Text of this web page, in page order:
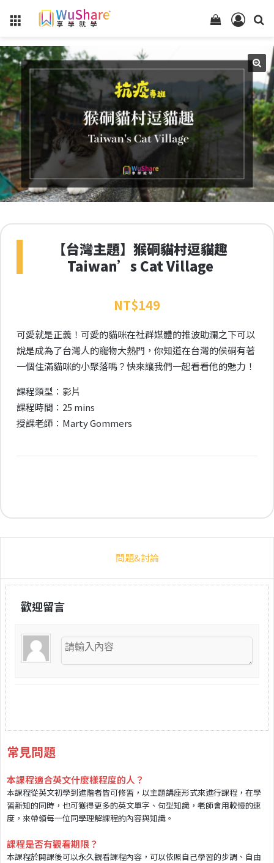
Menu
登
查
的
購
車
態
【台灣主題】猴硐貓村逗貓趣
Taiwan’s Cat Village
NT$149
可愛就是正義！可愛的貓咪在社群媒體的推波助瀾之下可以
說是成為了台灣人的寵物大熱門，你知道在台灣的侯硐有著
一個住滿貓咪的小聚落嗎？快來讓我們一起看看他的魅力！
課程類型：影片
課程時間：25 mins
授課老師：Marty Gommers
問題&討論
歡迎留言
常見問題
本課程適合英文什麼樣程度的人？
本課程從英文初學到進階者皆可修習，以主題講座形式來進行課程，在學
習新知的同時，也可獲得更多的英文單字、句型知識，老師會用較慢的速
度，來帶領每一位同學理解課程的內容與知識。
課程是否有觀看期限？
本課程於開課後可以永久觀看課程內容，可以依照自己學習的步調、自由